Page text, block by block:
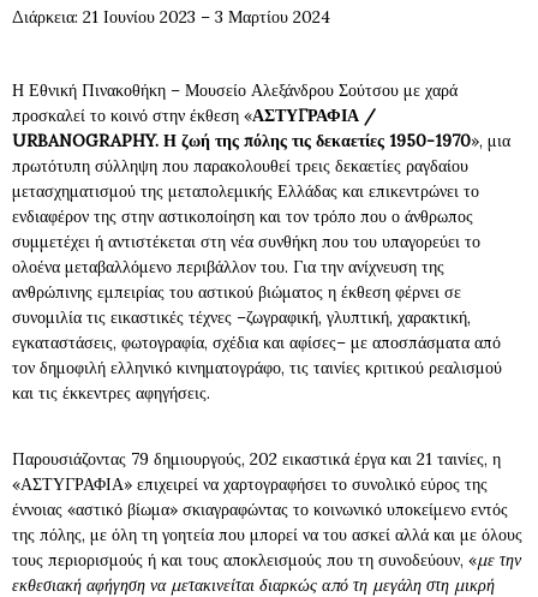
Διάρκεια: 21 Ιουνίου 2023 – 3 Μαρτίου 2024
Η Εθνική Πινακοθήκη – Μουσείο Αλεξάνδρου Σούτσου με χαρά
προσκαλεί το κοινό στην έκθεση «ΑΣΤΥΓΡΑΦΙΑ /
URBANOGRAPHY. Η ζωή της πόλης τις δεκαετίες 1950-1970», μια
πρωτότυπη σύλληψη που παρακολουθεί τρεις δεκαετίες ραγδαίου
μετασχηματισμού της μεταπολεμικής Ελλάδας και επικεντρώνει το
ενδιαφέρον της στην αστικοποίηση και τον τρόπο που ο άνθρωπος
συμμετέχει ή αντιστέκεται στη νέα συνθήκη που του υπαγορεύει το
ολοένα μεταβαλλόμενο περιβάλλον του. Για την ανίχνευση της
ανθρώπινης εμπειρίας του αστικού βιώματος η έκθεση φέρνει σε
συνομιλία τις εικαστικές τέχνες –ζωγραφική, γλυπτική, χαρακτική,
εγκαταστάσεις, φωτογραφία, σχέδια και αφίσες– με αποσπάσματα από
τον δημοφιλή ελληνικό κινηματογράφο, τις ταινίες κριτικού ρεαλισμού
και τις έκκεντρες αφηγήσεις.
Παρουσιάζοντας 79 δημιουργούς, 202 εικαστικά έργα και 21 ταινίες, η
«ΑΣΤΥΓΡΑΦΙΑ» επιχειρεί να χαρτογραφήσει το συνολικό εύρος της
έννοιας «αστικό βίωμα» σκιαγραφώντας το κοινωνικό υποκείμενο εντός
της πόλης, με όλη τη γοητεία που μπορεί να του ασκεί αλλά και με όλους
τους περιορισμούς ή και τους αποκλεισμούς που τη συνοδεύουν, «με την
εκθεσιακή αφήγηση να μετακινείται διαρκώς από τη μεγάλη στη μικρή